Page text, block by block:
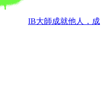
IB大師成就他人，成